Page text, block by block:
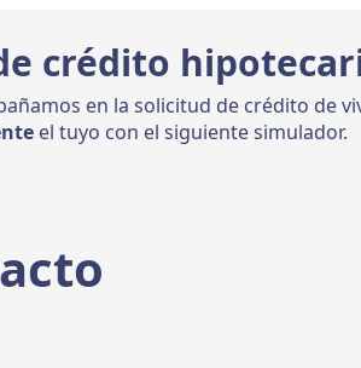
crédito
en la solicitud de crédito de
el tuyo con el siguiente simulador.